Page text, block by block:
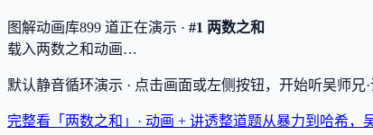
图解动画库899 道正在演示 · #1 两数之和
载入两数之和动画…
默认静音循环演示 · 点击画面或左侧按钮，开始听吴师兄·
完整看「两数之和」· 动画 + 讲透整道题从暴力到哈希，